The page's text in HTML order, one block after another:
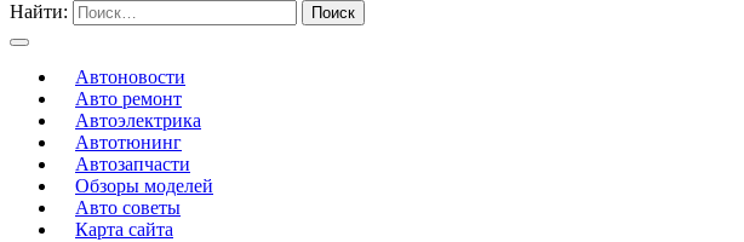
Найти:
Автоновости
Авто ремонт
Автоэлектрика
Автотюнинг
Автозапчасти
Обзоры моделей
Авто советы
Карта сайта